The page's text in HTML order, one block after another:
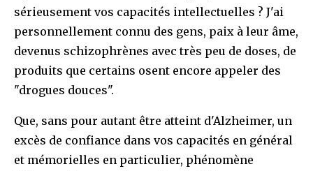
sérieusement vos capacités intellectuelles ? J'ai
personnellement connu des gens, paix à leur âme,
devenus schizophrènes avec très peu de doses, de
produits que certains osent encore appeler des
"drogues douces".
Que, sans pour autant être atteint d'Alzheimer, un
excès de confiance dans vos capacités en général
et mémorielles en particulier, phénomène